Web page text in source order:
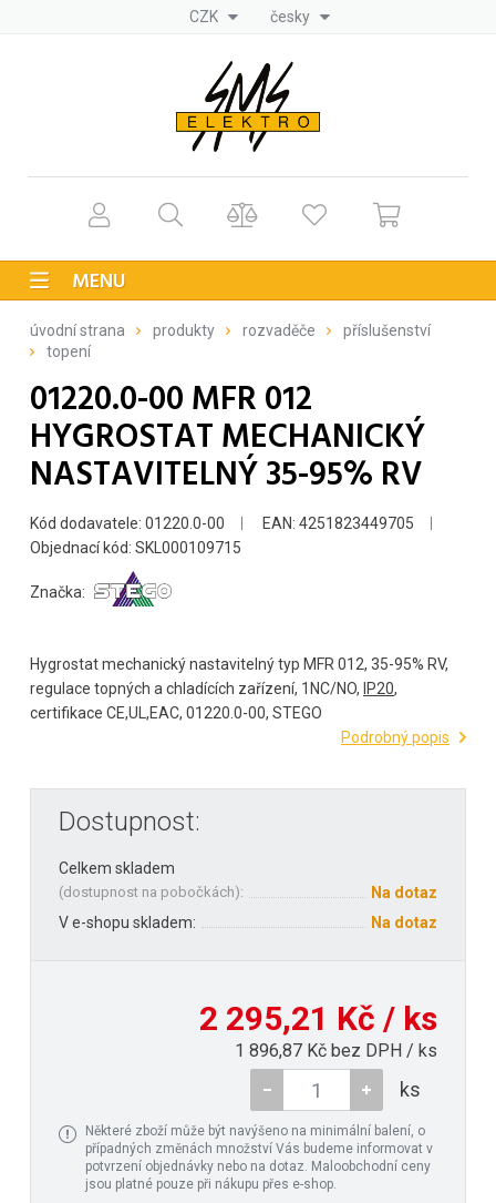
CZK česky
MENU
úvodní strana produkty rozvaděče
příslušenství
topení
01220.0-00 MFR 012
HYGROSTAT MECHANICKÝ
NASTAVITELNÝ 35-95% RV
Kód dodavatele: 01220.0-00
EAN: 4251823449705
Objednací kód: SKL000109715
Značka:
Hygrostat mechanický nastavitelný typ MFR 012, 35-95% RV,
regulace topných a chladících zařízení, 1NC/NO, IP20,
certifikace CE,UL,EAC, 01220.0-00, STEGO
Podrobný popis
Dostupnost:
Celkem skladem
(dostupnost na pobočkách):
Na dotaz
V e-shopu skladem:
Na dotaz
2 295,21 Kč / ks
1 896,87 Kč bez DPH / ks
ks
Některé zboží může být navýšeno na minimální balení, o
případných změnách množství Vás budeme informovat v
potvrzení objednávky nebo na dotaz. Maloobchodní ceny
jsou platné pouze při nákupu přes e-shop.